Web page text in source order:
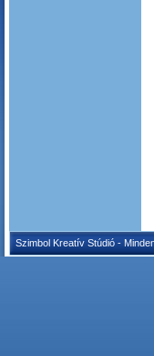
Szimbol Kreatív Stúdió -